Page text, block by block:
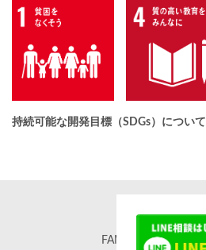
持続可能な開発目標（SDGs）につい
FAMORE. All rights